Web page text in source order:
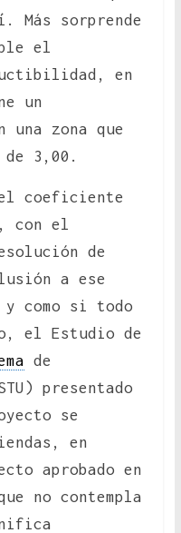
Más sorprende
el
en
un
zona que
de 3,00.
coeficiente
con el
de
a ese
como si todo
el Estudio de
de
presentado
se
en
aprobado en
no contempla